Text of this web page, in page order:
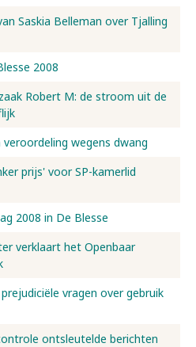
Saskia Belleman over Tjalling
2008
Robert M: de stroom uit de
wegens dwang
prijs' voor SP-kamerlid
2008 in De Blesse
verklaart het Openbaar
vragen over gebruik
ontsleutelde berichten